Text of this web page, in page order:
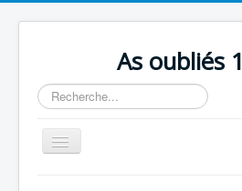
As oubliés
Rechercher
Basculer
la